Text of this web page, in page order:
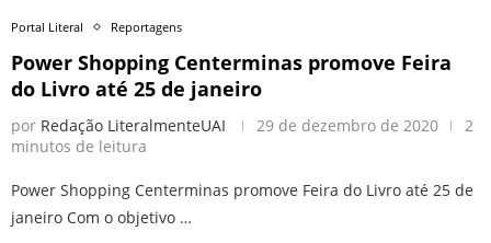
Portal Literal Reportagens
Power Shopping Centerminas promove Feira
do Livro até 25 de janeiro
por Redação LiteralmenteUAI 29 de dezembro de 2020
2
minutos de leitura
Power Shopping Centerminas promove Feira do Livro até 25 de
janeiro Com o objetivo …